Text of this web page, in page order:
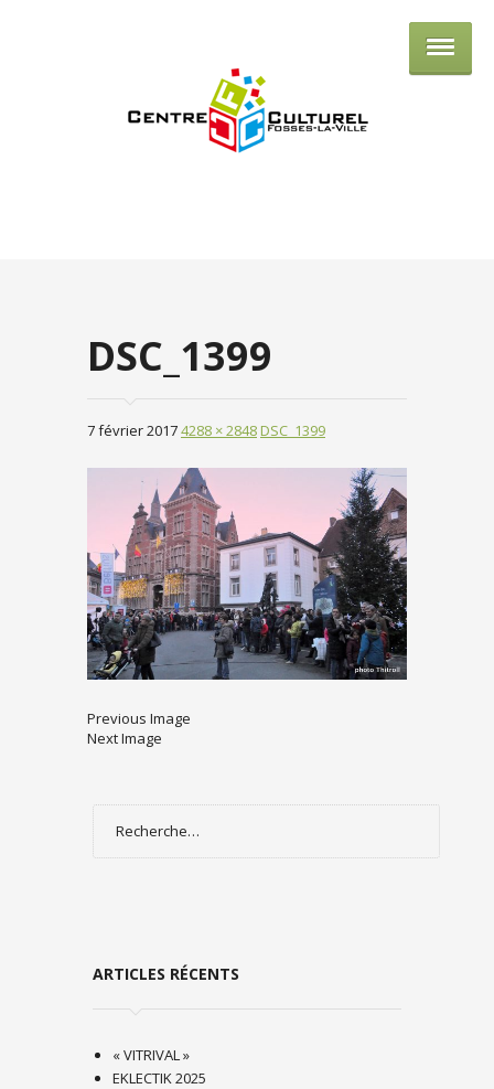
Centre culturel de Fosses-la-Ville
DSC_1399
7 février 20174288 × 2848DSC_1399
Previous Image
Next Image
ARTICLES RÉCENTS
« VITRIVAL »
EKLECTIK 2025